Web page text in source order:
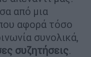
από μια
αφορά τόσο
συνολικά,
συζητήσεις.